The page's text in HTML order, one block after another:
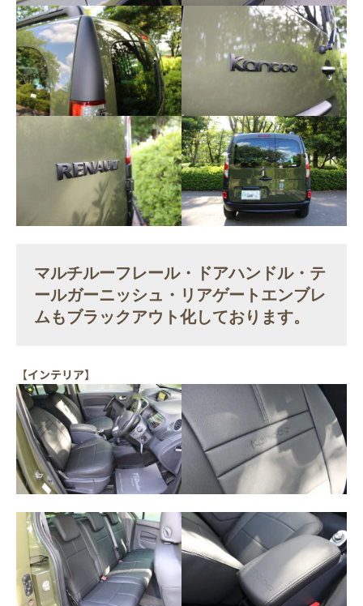
マルチルーフレール・ドアハンドル・テ
ールガーニッシュ・リアゲートエンブレ
ムもブラックアウト化しております。
【インテリア】